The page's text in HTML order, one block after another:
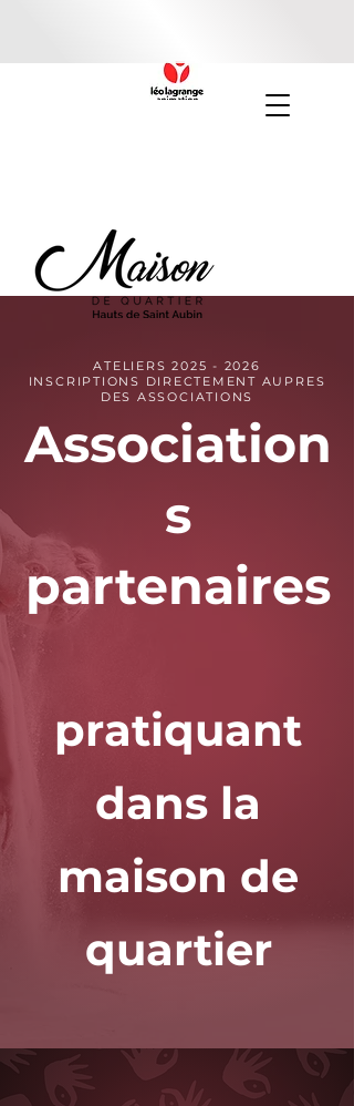
ATELIERS2025 - 2026
INSCRIPTIONS DIRECTEMENT AUPRES
DES ASSOCIATIONS
Association
s
partenaires
pratiquant
dans la
maison de
quartier